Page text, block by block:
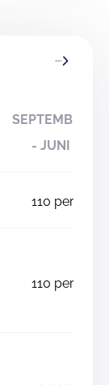
SEPTEMBER
- JUNI
110 pers.
110 pers.